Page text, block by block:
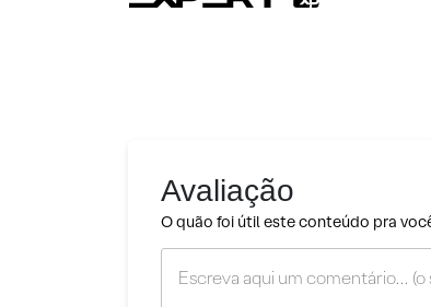
Avaliação
O quão foi útil este conteúdo pra